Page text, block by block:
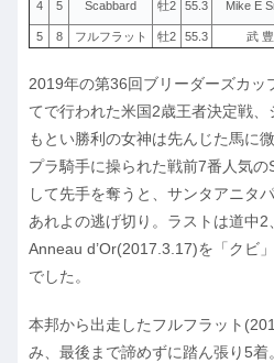
4 5 Scabbard 牡2 55.3 Mike E
5 8 フルフラット 牡2 55.3 武 豊
2019年の第36回ブリーダーズカッ
てで行われた米国2歳王者決定戦
もとい勝利の女神は先んじた馬に
プラ騎手に操られた戦前7番人気
して先手を奪うと、サンタアニタ
あれよの逃げ切り。ラストは道中
Anneau d’Or(2017.3.17)を「クビ
でした。
本邦から出走したフルフラット
み、最後まで諦めずに踏ん張り5着